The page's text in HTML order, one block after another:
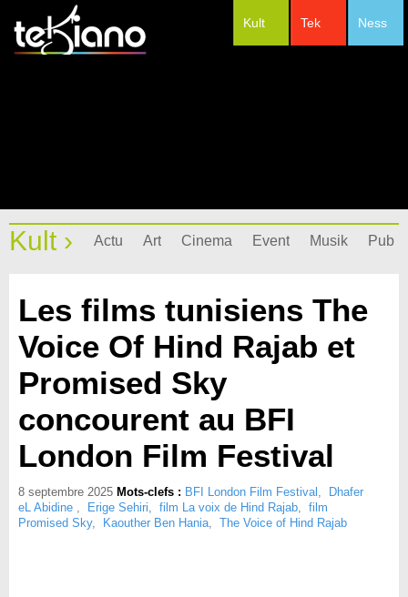
Ness
Tek
Kult
Kult › Actu Art Cinema Event Musik Pub
Les films tunisiens The
Voice Of Hind Rajab et
Promised Sky
concourent au BFI
London Film Festival
8 septembre 2025 Mots-clefs : BFI London Film Festival ,
Dhafer
eL Abidine , Erige Sehiri, film La voix de Hind Rajab, film
Promised Sky, Kaouther Ben Hania, The Voice of Hind Rajab